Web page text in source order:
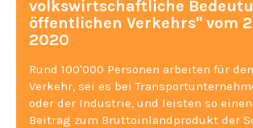
volkswirtschaftliche
öffentlichen Verkehrs" vom
2020
Rund 100'000 Personen arbeiten für
Verkehr, sei es bei
oder der Industrie, und leisten so
Beitrag zum Bruttoinlandprodukt der